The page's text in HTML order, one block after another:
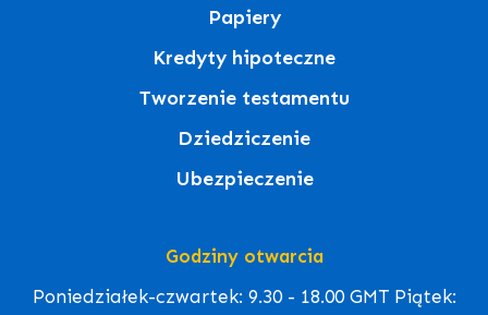
Papiery
Kredyty hipoteczne
Tworzenie testamentu
Dziedziczenie
Ubezpieczenie
Godziny otwarcia
Poniedziałek-czwartek: 9.30 - 18.00 GMT Piątek: